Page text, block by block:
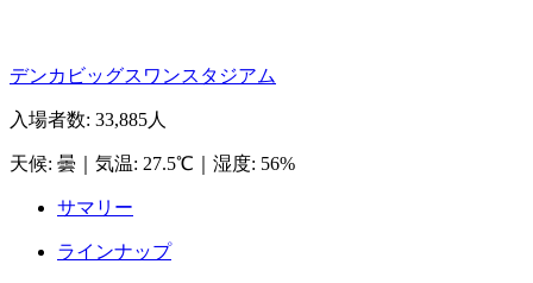
デンカビッグスワンスタジアム
入場者数: 33,885人
天候: 曇 気温: 27.5℃ 湿度: 56%
サマリー
ラインナップ